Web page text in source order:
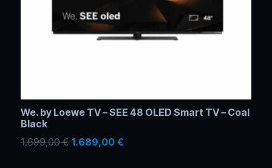
We. by Loewe TV – SEE 48 OLED Smart TV – Coal
Black
1.699,00€ Ursprünglicher
1.689,00 €